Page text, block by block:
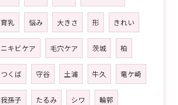
育乳 悩み 大きさ 形 きれい
ニキビケア 毛穴ケア 茨城 柏
つくば 守谷 土浦 牛久 竜ケ崎
我孫子 たるみ シワ 輪郭